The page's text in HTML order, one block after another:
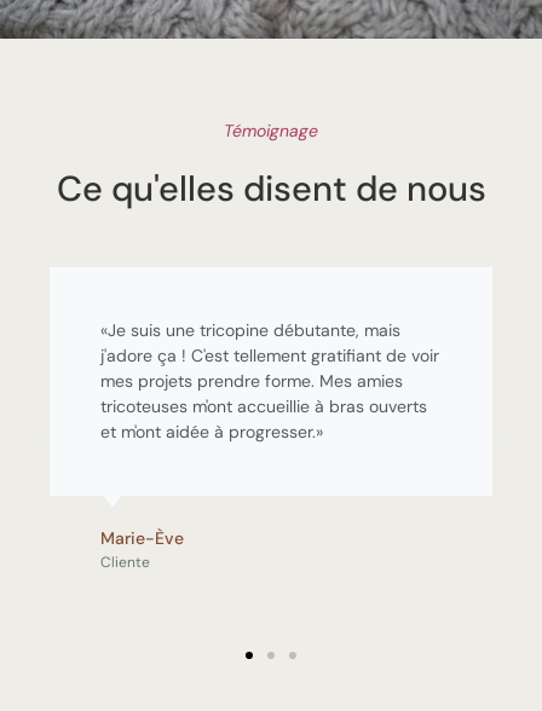
Témoignage
Ce qu'elles disent de nous
«Je suis une tricopine débutante, mais
j'adore ça ! C'est tellement gratifiant de voir
mes projets prendre forme. Mes amies
tricoteuses m'ont accueillie à bras ouverts
et m'ont aidée à progresser.»
Marie-Ève
Cliente